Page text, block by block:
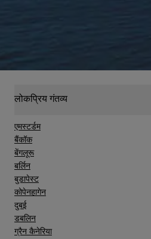
लोकप्रिय गंतव्य
एमस्टर्डम
बैंकॉक
बेंगलूरू
बर्लिन
बुडापेस्ट
कोपेनहागेन
दुबई
डबलिन
ग्रैन कैनेरिया